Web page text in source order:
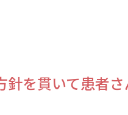
を貫いて患者